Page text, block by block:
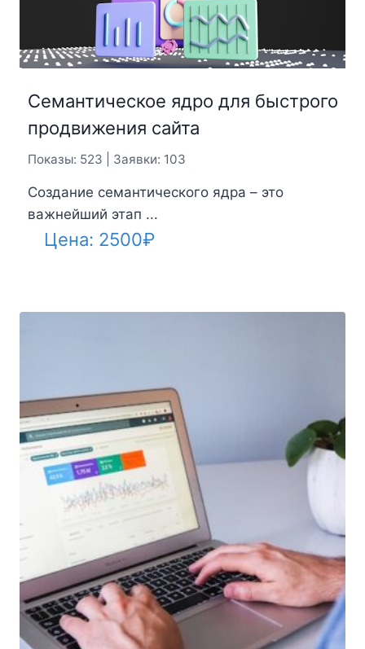
Семантическое ядро для быстрого
продвижения сайта
Показы: 523 | Заявки: 103
Создание семантического ядра – это
важнейший этап ...
Цена: 2500₽